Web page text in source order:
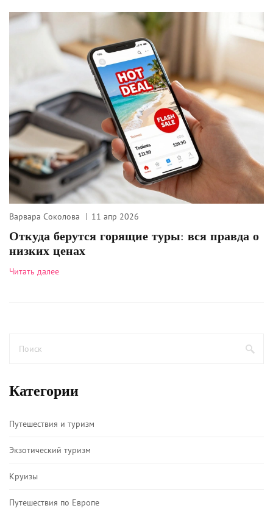
Варвара Соколова 11 апр 2026
Откуда берутся горящие туры: вся правда о
низких ценах
Читать далее
Категории
Путешествия и туризм
Экзотический туризм
Круизы
Путешествия по Европе